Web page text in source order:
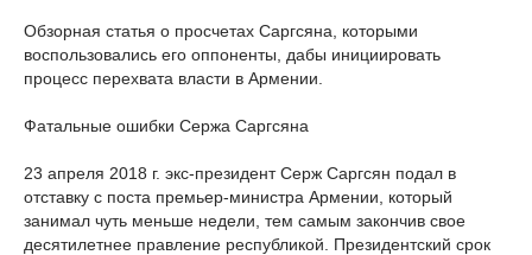
Обзорная статья о просчетах Саргсяна, которыми
воспользовались его оппоненты, дабы инициировать
процесс перехвата власти в Армении.
Фатальные ошибки Сержа Саргсяна
23 апреля 2018 г. экс-президент Серж Саргсян подал в
отставку с поста премьер-министра Армении, который
занимал чуть меньше недели, тем самым закончив свое
десятилетнее правление республикой. Президентский срок